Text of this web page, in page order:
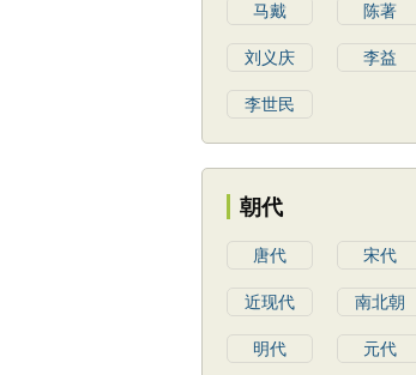
马戴 陈著
刘义庆 李益
李世民
朝代
唐代 宋代
近现代 南北朝
明代 元代